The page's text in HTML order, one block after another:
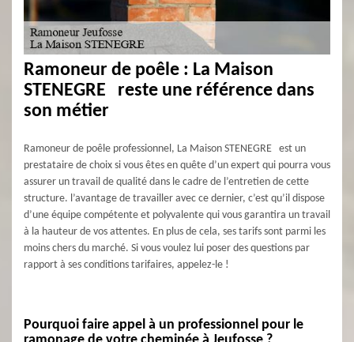
Ramoneur de poêle : La Maison
STENEGRE reste une référence dans
son métier
Ramoneur de poêle professionnel, La Maison STENEGRE est un
prestataire de choix si vous êtes en quête d’un expert qui pourra vous
assurer un travail de qualité dans le cadre de l’entretien de cette
structure. l’avantage de travailler avec ce dernier, c’est qu’il dispose
d’une équipe compétente et polyvalente qui vous garantira un travail
à la hauteur de vos attentes. En plus de cela, ses tarifs sont parmi les
moins chers du marché. Si vous voulez lui poser des questions par
rapport à ses conditions tarifaires, appelez-le !
Pourquoi faire appel à un professionnel pour le